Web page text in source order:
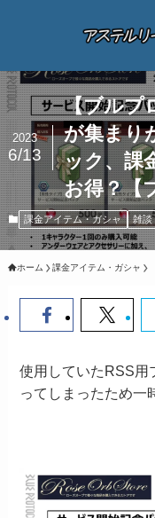
【ブルプ
が集まり
ック、課
お得？【
2023
6/13
課金アイテム・ガシャ 雑談
ホーム 課金アイテム・ガシャ
使用していたRSS用
ってしまったため一